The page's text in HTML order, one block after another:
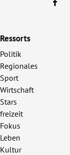
Ressorts
Politik
Regionales
Sport
Wirtschaft
Stars
freizeit
Fokus
Leben
Kultur